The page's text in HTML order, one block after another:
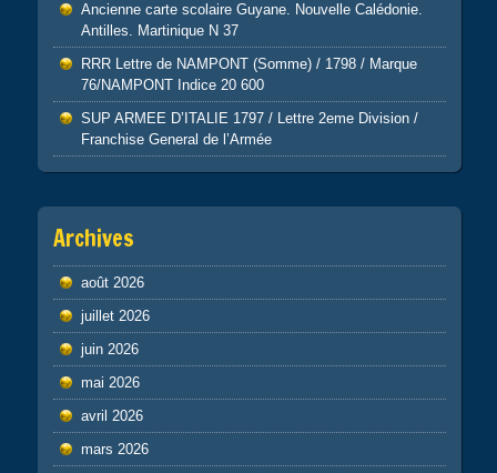
Ancienne carte scolaire Guyane. Nouvelle Calédonie.
Antilles. Martinique N 37
RRR Lettre de NAMPONT (Somme) / 1798 / Marque
76/NAMPONT Indice 20 600
SUP ARMEE D’ITALIE 1797 / Lettre 2eme Division /
Franchise General de l’Armée
Archives
août 2026
juillet 2026
juin 2026
mai 2026
avril 2026
mars 2026